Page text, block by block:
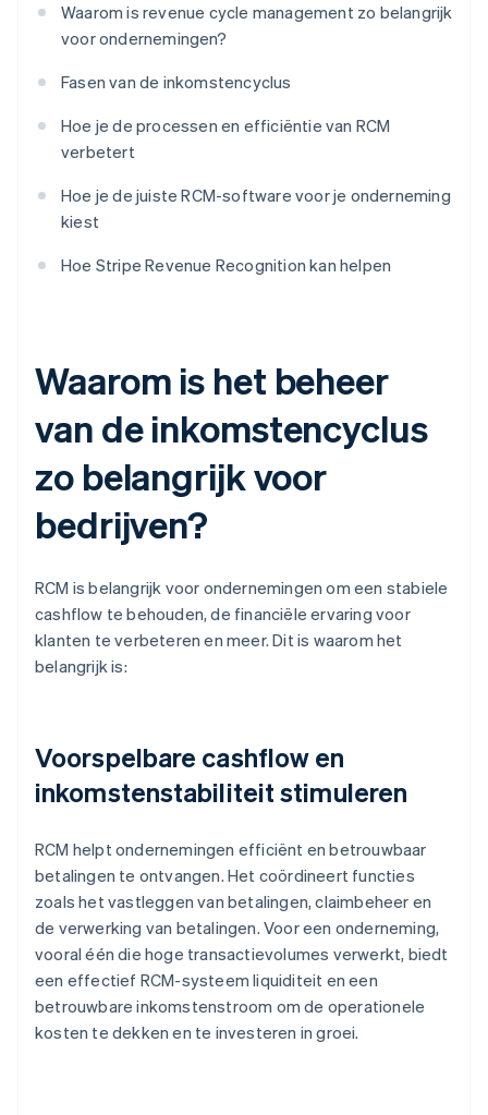
Waarom is revenue cycle management zo belangrijk
voor ondernemingen?
Fasen van de inkomstencyclus
Hoe je de processen en efficiëntie van RCM
verbetert
Hoe je de juiste RCM-software voor je onderneming
kiest
Hoe Stripe Revenue Recognition kan helpen
Waarom is het beheer
van de inkomstencyclus
zo belangrijk voor
bedrijven?
RCM is belangrijk voor ondernemingen om een stabiele
cashflow te behouden, de financiële ervaring voor
klanten te verbeteren en meer. Dit is waarom het
belangrijk is:
Voorspelbare cashflow en
inkomstenstabiliteit stimuleren
RCM helpt ondernemingen efficiënt en betrouwbaar
betalingen te ontvangen. Het coördineert functies
zoals het vastleggen van betalingen, claimbeheer en
de verwerking van betalingen. Voor een onderneming,
vooral één die hoge transactievolumes verwerkt, biedt
een effectief RCM-systeem liquiditeit en een
betrouwbare inkomstenstroom om de operationele
kosten te dekken en te investeren in groei.